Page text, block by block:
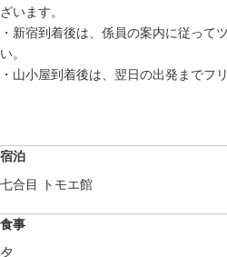
ざいます。
・新宿到着後は、係員の案内に従って
い。
・山小屋到着後は、翌日の出発までフ
宿泊
七合目 トモエ館
食事
夕